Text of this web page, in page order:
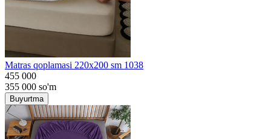
Matras qoplamasi 220x200 sm 1038
455 000
355 000 so'm
Buyurtma